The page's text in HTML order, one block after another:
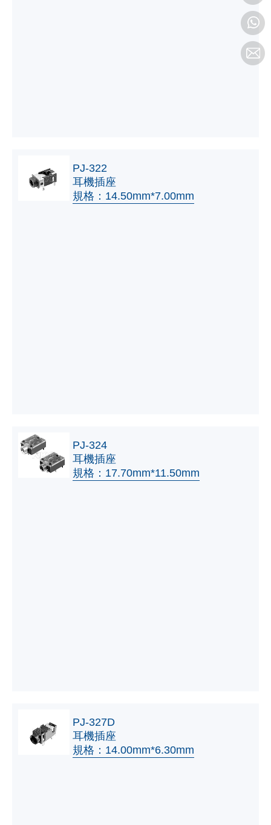
PJ-322
耳機插座
規格：14.50mm*7.00mm
PJ-324
耳機插座
規格：17.70mm*11.50mm
PJ-327D
耳機插座
規格：14.00mm*6.30mm